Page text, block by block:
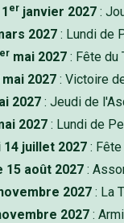
er janvier 2027 :
2027 : Lundi de
er mai 2027 : Fête du
2027 : Victoire
2027 : Jeudi de
2027 : Lundi de
juillet 2027 :
15 août 2027 :
2027 : La
2027 :